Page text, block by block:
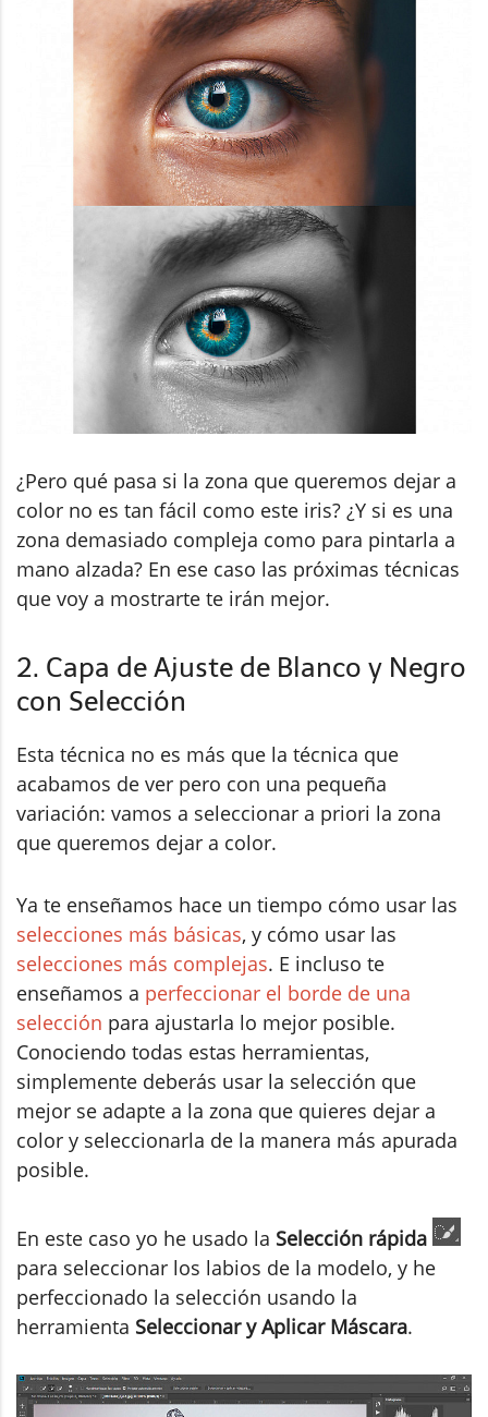
¿Pero qué pasa si la zona que queremos dejar a
color no es tan fácil como este iris? ¿Y si es una
zona demasiado compleja como para pintarla a
mano alzada? En ese caso las próximas técnicas
que voy a mostrarte te irán mejor.
2. Capa de Ajuste de Blanco y Negro
con Selección
Esta técnica no es más que la técnica que
acabamos de ver pero con una pequeña
variación: vamos a seleccionar a priori la zona
que queremos dejar a color.
Ya te enseñamos hace un tiempo cómo usar las
selecciones más básicas, y cómo usar las
selecciones más complejas. E incluso te
enseñamos a perfeccionar el borde de una
selección para ajustarla lo mejor posible.
Conociendo todas estas herramientas,
simplemente deberás usar la selección que
mejor se adapte a la zona que quieres dejar a
color y seleccionarla de la manera más apurada
posible.
En este caso yo he usado la Selección rápida
para seleccionar los labios de la modelo, y he
perfeccionado la selección usando la
herramienta Seleccionar y Aplicar Máscara.